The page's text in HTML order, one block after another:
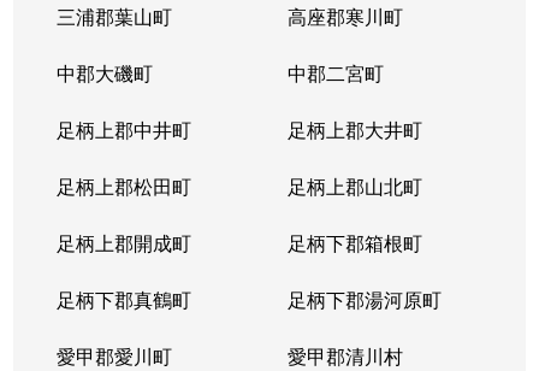
三浦郡葉山町 高座郡寒川町
中郡大磯町 中郡二宮町
足柄上郡中井町 足柄上郡大井町
足柄上郡松田町 足柄上郡山北町
足柄上郡開成町 足柄下郡箱根町
足柄下郡真鶴町 足柄下郡湯河原町
愛甲郡愛川町 愛甲郡清川村